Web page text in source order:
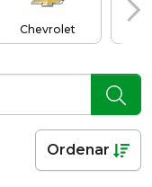
Chevrolet
Ordenar